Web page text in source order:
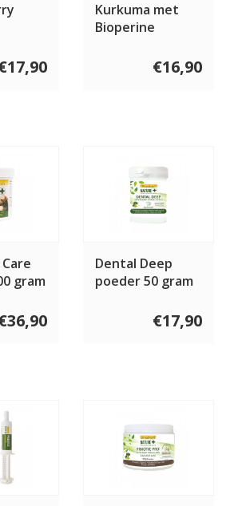
Kurkuma met
Bioperine
€16,90
gram
Dental Deep
poeder 50 gram
€17,90